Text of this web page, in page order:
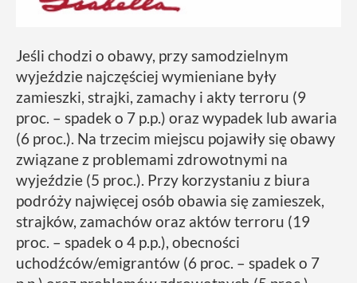
Jeśli chodzi o obawy, przy samodzielnym
wyjeździe najczęściej wymieniane były
zamieszki, strajki, zamachy i akty terroru (9
proc. – spadek o 7 p.p.) oraz wypadek lub awaria
(6 proc.). Na trzecim miejscu pojawiły się obawy
związane z problemami zdrowotnymi na
wyjeździe (5 proc.). Przy korzystaniu z biura
podróży najwięcej osób obawia się zamieszek,
strajków, zamachów oraz aktów terroru (19
proc. – spadek o 4 p.p.), obecności
uchodźców/emigrantów (6 proc. – spadek o 7